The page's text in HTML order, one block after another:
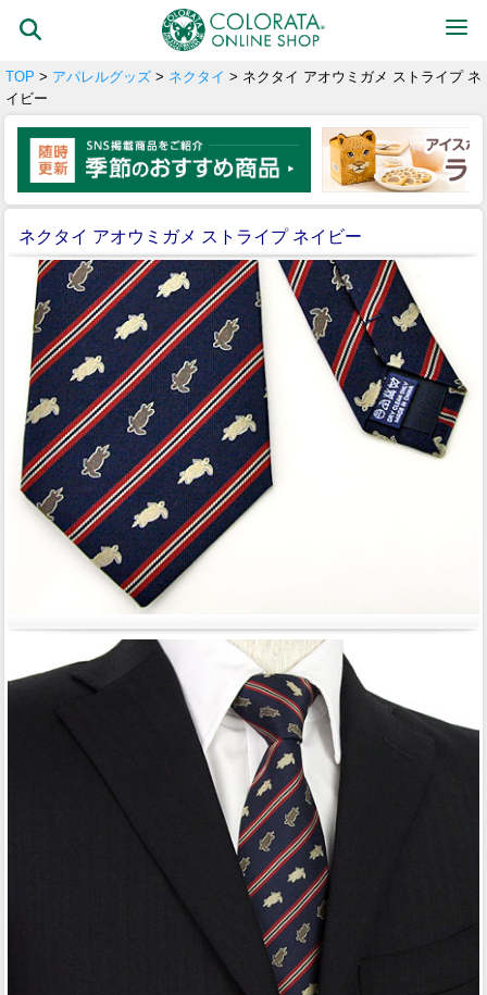
TOP > アパレルグッズ > ネクタイ > ネクタイ アオウミガメ ストライプ ネ
イビー
ネクタイ アオウミガメ ストライプ ネイビー